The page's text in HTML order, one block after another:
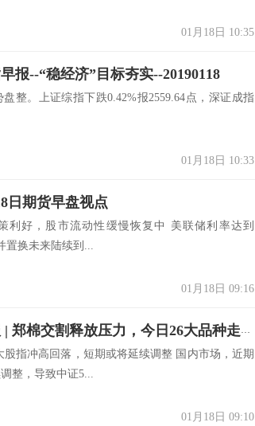
01月18日 10:35
报--“稳经济”目标夯实--20190118
整。上证综指下跌0.42%报2559.64点，深证成指
01月18日 10:33
日期货早盘视点
利好，股市流动性缓慢恢复中 美联储利率达到
置换未来陆续到...
01月18日 09:16
小美期货：早报 | 郑棉交割释放压力，今日26大品种走势如何
股指冲高回落，短期或将延续调整 国内市场，近期
整，导致中证5...
01月18日 09:10